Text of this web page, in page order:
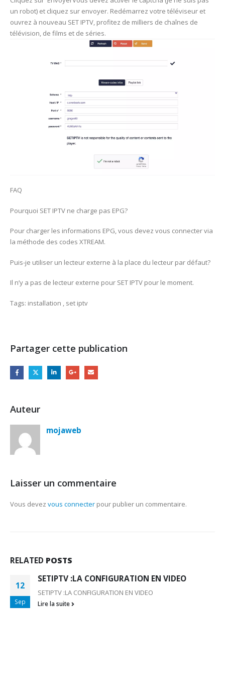
un robot) et cliquez sur envoyer. Redémarrez votre téléviseur et
ouvrez à nouveau SET IPTV, profitez de milliers de chaînes de
télévision, de films et de séries.
FAQ
Pourquoi SET IPTV ne charge pas EPG?
Pour charger les informations EPG, vous devez vous connecter via
la méthode des codes XTREAM.
Puis-je utiliser un lecteur externe à la place du lecteur par défaut?
Il n’y a pas de lecteur externe pour SET IPTV pour le moment.
Tags: installation , set iptv
Partager cette publication
Auteur
mojaweb
Laisser un commentaire
Vous devez vous connecter pour publier un commentaire.
RELATED POSTS
12
Sep
SETIPTV :LA CONFIGURATION EN VIDEO
SETIPTV :LA CONFIGURATION EN VIDEO
Lire la suite